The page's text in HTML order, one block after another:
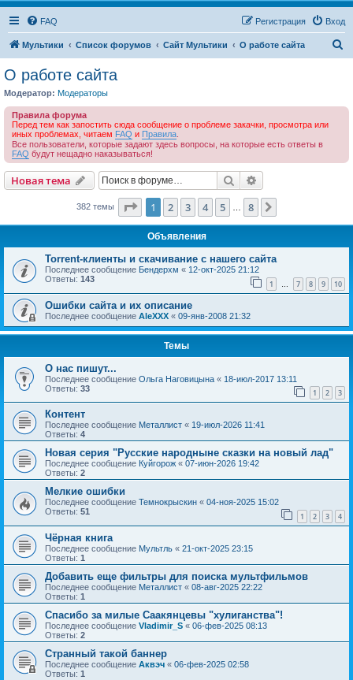
FAQ Вход
Регистрация
Мультики Список форумов Сайт Мультики О работе сайта
О работе сайта
Модератор: Модераторы
Правила форума
Перед тем как запостить сюда сообщение о проблеме закачки, просмотра или
иных проблемах, читаем FAQ и Правила
Все пользователи, которые задают здесь вопросы, на которые есть ответы в
FAQ будут нещадно наказываться!
Новая тема Поиск
382 темы Страница из
1 2 3 4 5 8
Объявления
Torrent-клиенты и скачивание с нашего сайта
Последнее сообщение Бендерхм « 12-окт-2025 21:12
Ответы: 143 1 … 7 8 9 10
Ошибки сайта и их описание
Последнее сообщение AleXXX « 09-янв-2008 21:32
Темы
О нас пишут...
Последнее сообщение Ольга Наговицына « 18-июл-2017 13:11
Ответы: 33 1 2 3
Контент
Последнее сообщение Металлист « 19-июл-2026 11:41
Ответы: 4
Новая серия "Русские народныне сказки на новый лад"
Последнее сообщение Куйгорож « 07-июн-2026 19:42
Ответы: 2
Мелкие ошибки
Последнее сообщение Темнокрыскин « 04-ноя-2025 15:02
Ответы: 51 1 2 3 4
Чёрная книга
Последнее сообщение Мультль « 21-окт-2025 23:15
Ответы: 1
Добавить еще фильтры для поиска мультфильмов
Последнее сообщение Металлист « 08-авг-2025 22:22
Ответы: 1
Спасибо за милые Саакянцевы "хулиганства"!
Последнее сообщение Vladimir_S « 06-фев-2025 08:13
Ответы: 2
Странный такой баннер
Последнее сообщение Аквэч « 06-фев-2025 02:58
Ответы: 1